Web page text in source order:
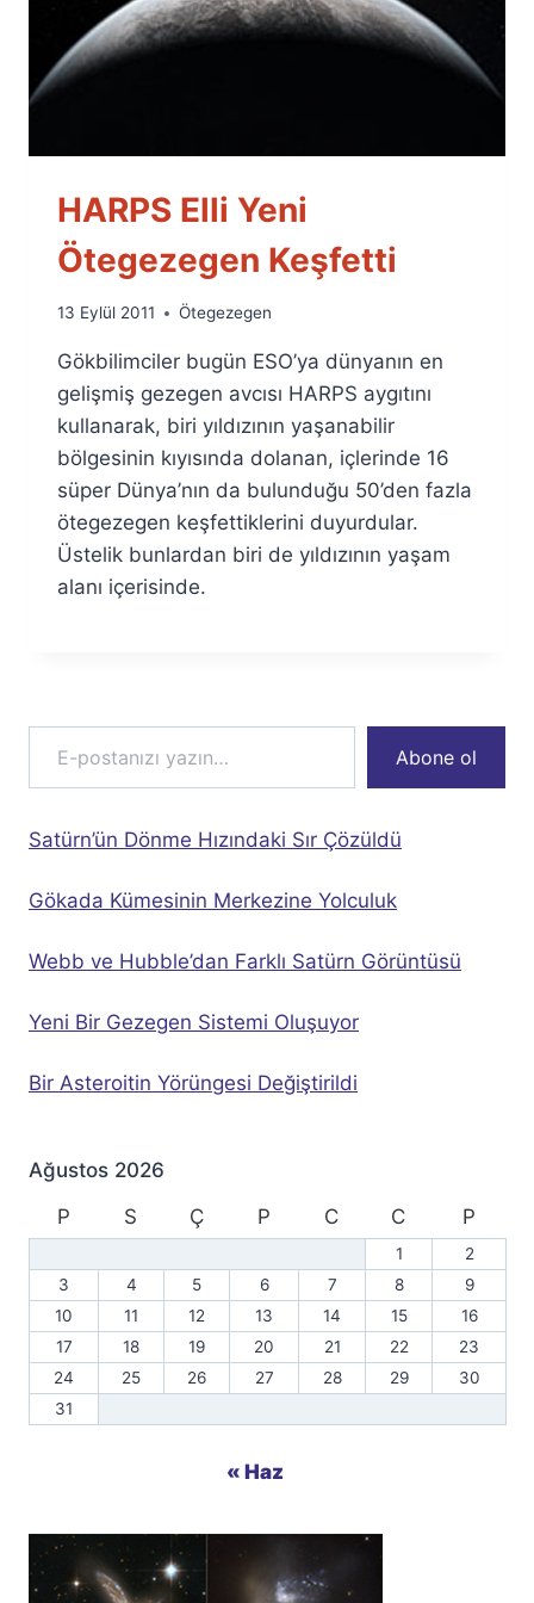
HARPS Elli Yeni
Ötegezegen Keşfetti
By
Fuat
Özyar
13 Eylül 2011 Ötegezegen
Gökbilimciler bugün ESO’ya dünyanın en
gelişmiş gezegen avcısı HARPS aygıtını
kullanarak, biri yıldızının yaşanabilir
bölgesinin kıyısında dolanan, içlerinde 16
süper Dünya’nın da bulunduğu 50’den fazla
ötegezegen keşfettiklerini duyurdular.
Üstelik bunlardan biri de yıldızının yaşam
alanı içerisinde.
E-postanızı yazın…
Abone ol
Satürn’ün Dönme Hızındaki Sır Çözüldü
Gökada Kümesinin Merkezine Yolculuk
Webb ve Hubble’dan Farklı Satürn Görüntüsü
Yeni Bir Gezegen Sistemi Oluşuyor
Bir Asteroitin Yörüngesi Değiştirildi
Ağustos 2026
P
S Ç P C C P
1
2
3
4 5 6 7 8
9
10
11 12 13 14 15
16
17
18 19 20 21 22
23
24
25 26 27 28 29
30
31
« Haz